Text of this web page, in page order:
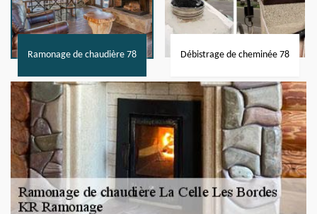
Ramonage de chaudière 78 Débistrage de cheminée 78